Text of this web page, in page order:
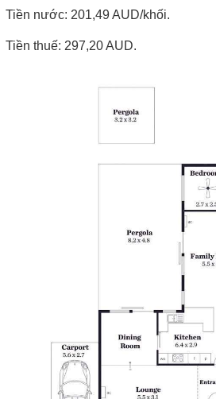
Tiền nước: 201,49 AUD/khối.
Tiền thuế: 297,20 AUD.